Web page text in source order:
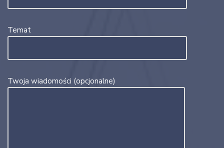
Temat
Twoja wiadomości (opcjonalne)